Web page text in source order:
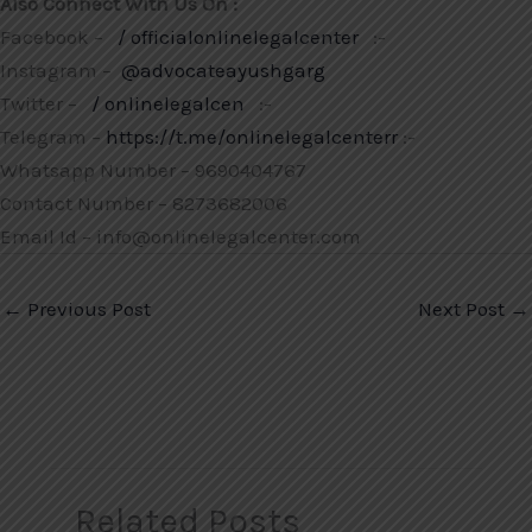
Facebook –
/ officialonlinelegalcenter
:-
Instagram – @advocateayushgarg
Twitter –
/ onlinelegalcen
:-
Telegram – https://t.me/onlinelegalcenterr :-
Whatsapp Number – 9690404767
Contact Number – 8273682006
Email Id – info@onlinelegalcenter.com
← Previous Post Next Post →
Related Posts